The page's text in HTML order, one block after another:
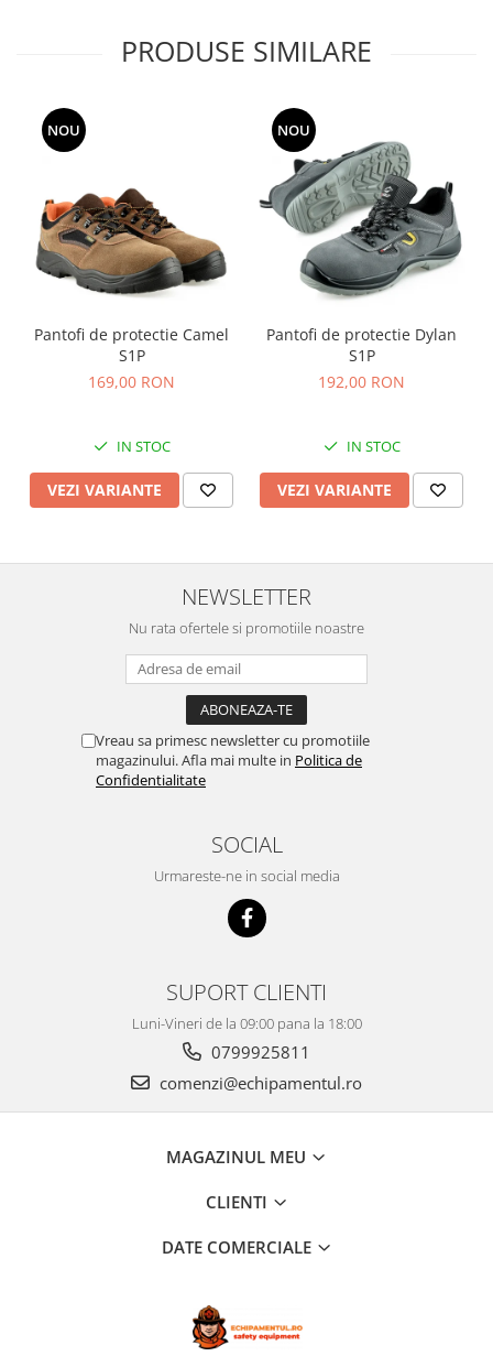
PRODUSE SIMILARE
NOU
Pantofi de protectie Camel
S1P
169,00 RON
IN STOC
VEZI VARIANTE
NOU
Pantofi de protectie Dylan
S1P
192,00 RON
IN STOC
VEZI VARIANTE
NEWSLETTER
Nu rata ofertele si promotiile noastre
Vreau sa primesc newsletter cu promotiile
magazinului. Afla mai multe in Politica de
Confidentialitate
SOCIAL
Urmareste-ne in social media
SUPORT CLIENTI
Luni-Vineri de la 09:00 pana la 18:00
0799925811
comenzi@echipamentul.ro
MAGAZINUL MEU
CLIENTI
DATE COMERCIALE